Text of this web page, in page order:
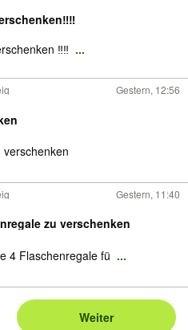
‼️‼️ ...
Gestern, 12:56
verschenken
Gestern, 11:40
zu verschenken
4 Flaschenregale fü ...
Weiter